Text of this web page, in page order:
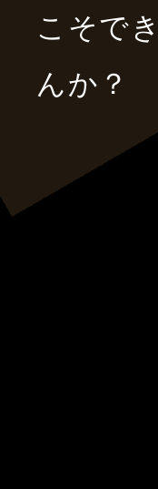
こそで
んか？